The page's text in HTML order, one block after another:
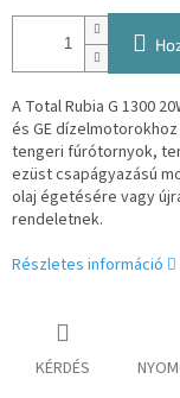
A Total Rubia G 1300
és GE
tengeri fúrótornyok,
ezüst csapágyazású
olaj égetésére vagy
rendeletnek.
Részletes információ
KÉRDÉS